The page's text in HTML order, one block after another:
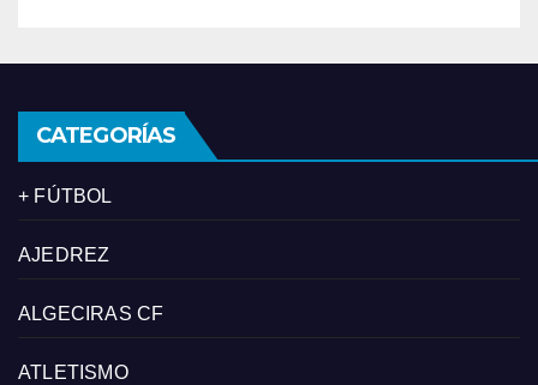
CATEGORÍAS
+ FÚTBOL
AJEDREZ
ALGECIRAS CF
ATLETISMO